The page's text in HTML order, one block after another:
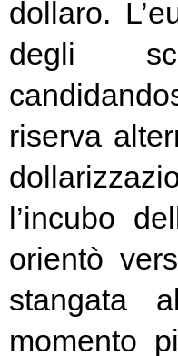
dollaro.
degli
riserva
l’incubo
orientò
stangata
momento